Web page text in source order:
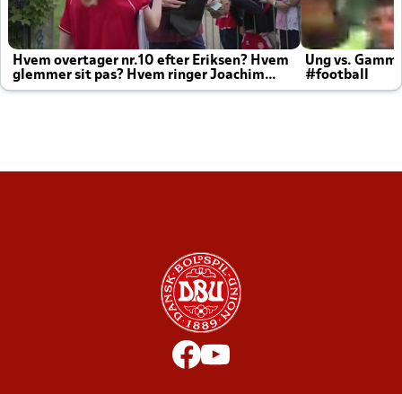
Hvem overtager nr.10 efter Eriksen? Hvem
glemmer sit pas? Hvem ringer Joachim
altid til efter kampe?
Ung vs.
#football